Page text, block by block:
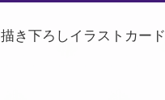
描き下ろしイラストカード